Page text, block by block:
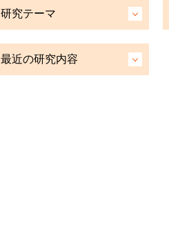
研究テーマ
最近の研究内容